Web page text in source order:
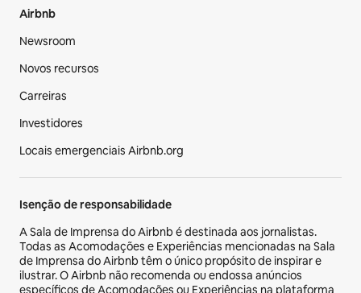
Airbnb
Newsroom
Novos recursos
Carreiras
Investidores
Locais emergenciais Airbnb.org
Isenção de responsabilidade
A Sala de Imprensa do Airbnb é destinada aos jornalistas.
Todas as Acomodações e Experiências mencionadas na Sala
de Imprensa do Airbnb têm o único propósito de inspirar e
ilustrar. O Airbnb não recomenda ou endossa anúncios
específicos de Acomodações ou Experiências na plataforma